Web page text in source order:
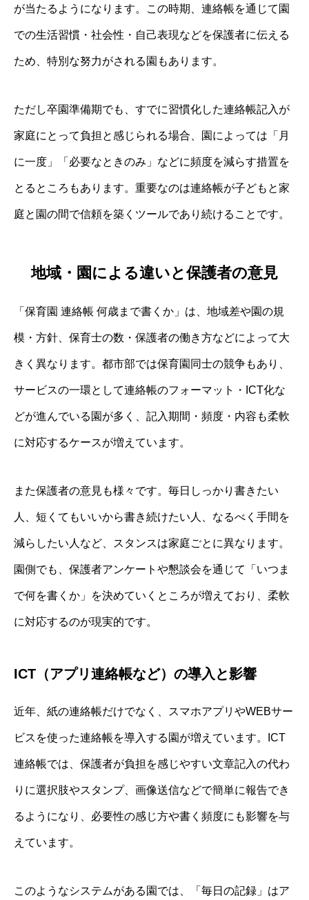
が当たるようになります。この時期、連絡帳を通じて園
での生活習慣・社会性・自己表現などを保護者に伝える
ため、特別な努力がされる園もあります。
ただし卒園準備期でも、すでに習慣化した連絡帳記入が
家庭にとって負担と感じられる場合、園によっては「月
に一度」「必要なときのみ」などに頻度を減らす措置を
とるところもあります。重要なのは連絡帳が子どもと家
庭と園の間で信頼を築くツールであり続けることです。
地域・園による違いと保護者の意見
「保育園 連絡帳 何歳まで書くか」は、地域差や園の規
模・方針、保育士の数・保護者の働き方などによって大
きく異なります。都市部では保育園同士の競争もあり、
サービスの一環として連絡帳のフォーマット・ICT化な
どが進んでいる園が多く、記入期間・頻度・内容も柔軟
に対応するケースが増えています。
また保護者の意見も様々です。毎日しっかり書きたい
人、短くてもいいから書き続けたい人、なるべく手間を
減らしたい人など、スタンスは家庭ごとに異なります。
園側でも、保護者アンケートや懇談会を通じて「いつま
で何を書くか」を決めていくところが増えており、柔軟
に対応するのが現実的です。
ICT（アプリ連絡帳など）の導入と影響
近年、紙の連絡帳だけでなく、スマホアプリやWEBサー
ビスを使った連絡帳を導入する園が増えています。ICT
連絡帳では、保護者が負担を感じやすい文章記入の代わ
りに選択肢やスタンプ、画像送信などで簡単に報告でき
るようになり、必要性の感じ方や書く頻度にも影響を与
えています。
このようなシステムがある園では、「毎日の記録」はア